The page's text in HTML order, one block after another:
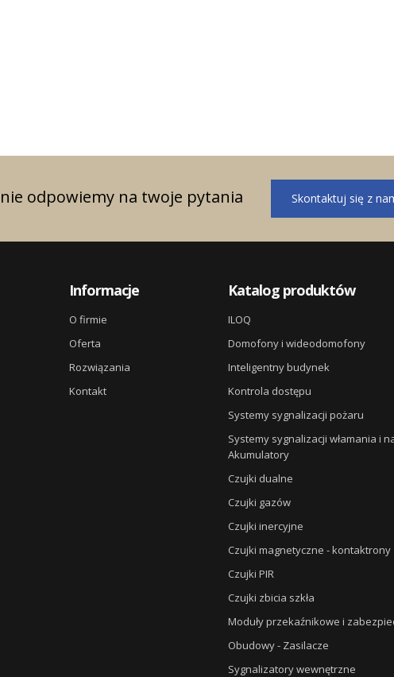
odpowiemy na twoje pytania Skontaktuj się z
Informacje
O firmie
Oferta
Rozwiązania
Kontakt
Katalog produktów
ILOQ
Domofony i wideodomofony
Inteligentny budynek
Kontrola dostępu
Systemy sygnalizacji pożaru
Systemy sygnalizacji włamania i
Akumulatory
Czujki dualne
Czujki gazów
Czujki inercyjne
Czujki magnetyczne - kontaktrony
Czujki PIR
Czujki zbicia szkła
Moduły przekaźnikowe i
Obudowy - Zasilacze
Sygnalizatory wewnętrzne